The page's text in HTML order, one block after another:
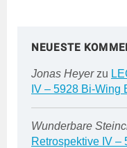
NEUESTE
Jonas Heyerzu
IV – 5928 Bi-Wing
Wunderbare
Retrospektive IV –